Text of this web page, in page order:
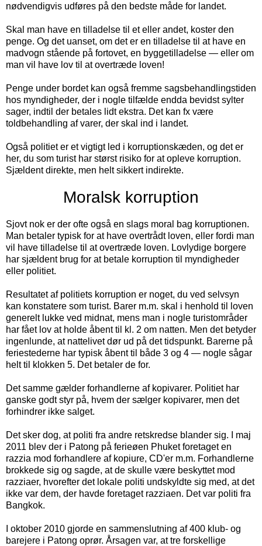
nødvendigvis udføres på den bedste måde for landet.
Skal man have en tilladelse til et eller andet, koster den
penge. Og det uanset, om det er en tilladelse til at have en
madvogn stående på fortovet, en byggetilladelse — eller om
man vil have lov til at overtræde loven!
Penge under bordet kan også fremme sagsbehandlingstiden
hos myndigheder, der i nogle tilfælde endda bevidst sylter
sager, indtil der betales lidt ekstra. Det kan fx være
toldbehandling af varer, der skal ind i landet.
Også politiet er et vigtigt led i korruptionskæden, og det er
her, du som turist har størst risiko for at opleve korruption.
Sjældent direkte, men helt sikkert indirekte.
Moralsk korruption
Sjovt nok er der ofte også en slags moral bag korruptionen.
Man betaler typisk for at have overtrådt loven, eller fordi man
vil have tilladelse til at overtræde loven. Lovlydige borgere
har sjældent brug for at betale korruption til myndigheder
eller politiet.
Resultatet af politiets korruption er noget, du ved selvsyn
kan konstatere som turist. Barer m.m. skal i henhold til loven
generelt lukke ved midnat, mens man i nogle turistområder
har fået lov at holde åbent til kl. 2 om natten. Men det betyder
ingenlunde, at nattelivet dør ud på det tidspunkt. Barerne på
feriestederne har typisk åbent til både 3 og 4 — nogle sågar
helt til klokken 5. Det betaler de for.
Det samme gælder forhandlerne af kopivarer. Politiet har
ganske godt styr på, hvem der sælger kopivarer, men det
forhindrer ikke salget.
Det sker dog, at politi fra andre retskredse blander sig. I maj
2011 blev der i Patong på ferieøen Phuket foretaget en
razzia mod forhandlere af kopiure, CD'er m.m. Forhandlerne
brokkede sig og sagde, at de skulle være beskyttet mod
razziaer, hvorefter det lokale politi undskyldte sig med, at det
ikke var dem, der havde foretaget razziaen. Det var politi fra
Bangkok.
I oktober 2010 gjorde en sammenslutning af 400 klub- og
barejere i Patong oprør. Årsagen var, at tre forskellige